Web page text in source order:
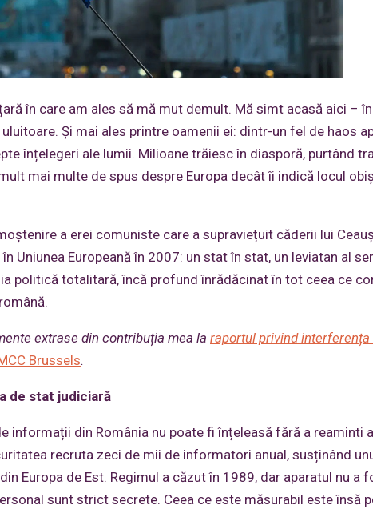
în care am ales să mă mut demult. Mă simt acasă aici –
Și mai ales printre oamenii ei: dintr-un fel de haos
înțelegeri ale lumii. Milioane trăiesc în diasporă, purtând
mai multe de spus despre Europa decât îi indică locul
a erei comuniste care a supraviețuit căderii lui
Uniunea Europeană în 2007: un stat în stat, un leviatan al
politică totalitară, încă profund înrădăcinat în tot ceea ce
extrase din contribuția mea la raportul privind interferența
Brussels.
de stat judiciară
informații din România nu poate fi înțeleasă fără a reaminti
recruta zeci de mii de informatori anual, susținând
Europa de Est. Regimul a căzut în 1989, dar aparatul nu a
sunt strict secrete. Ceea ce este măsurabil este însă